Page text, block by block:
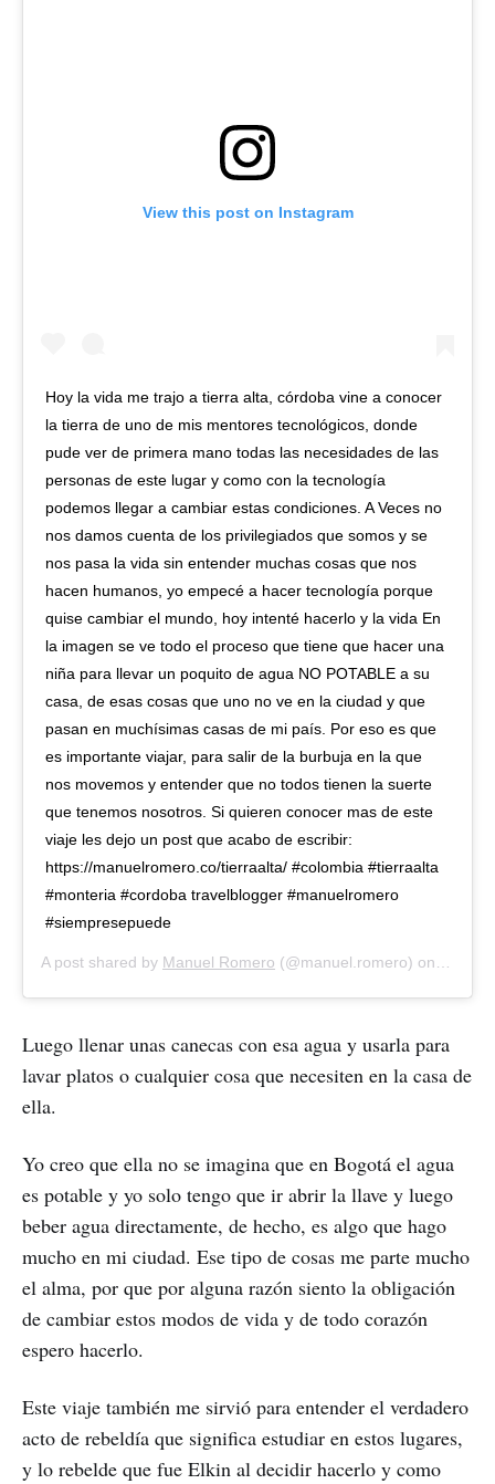
View this post on Instagram
Hoy la vida me trajo a tierra alta, córdoba vine a conocer
la tierra de uno de mis mentores tecnológicos, donde
pude ver de primera mano todas las necesidades de las
personas de este lugar y como con la tecnología
podemos llegar a cambiar estas condiciones. A Veces no
nos damos cuenta de los privilegiados que somos y se
nos pasa la vida sin entender muchas cosas que nos
hacen humanos, yo empecé a hacer tecnología porque
quise cambiar el mundo, hoy intenté hacerlo y la vida En
la imagen se ve todo el proceso que tiene que hacer una
niña para llevar un poquito de agua NO POTABLE a su
casa, de esas cosas que uno no ve en la ciudad y que
pasan en muchísimas casas de mi país. Por eso es que
es importante viajar, para salir de la burbuja en la que
nos movemos y entender que no todos tienen la suerte
que tenemos nosotros. Si quieren conocer mas de este
viaje les dejo un post que acabo de escribir:
https://manuelromero.co/tierraalta/ #colombia #tierraalta
#monteria #cordoba travelblogger #manuelromero
#siempresepuede
A post shared by Manuel Romero (@manuel.romero) on
Luego llenar unas canecas con esa agua y usarla para
lavar platos o cualquier cosa que necesiten en la casa de
ella.
Yo creo que ella no se imagina que en Bogotá el agua
es potable y yo solo tengo que ir abrir la llave y luego
beber agua directamente, de hecho, es algo que hago
mucho en mi ciudad. Ese tipo de cosas me parte mucho
el alma, por que por alguna razón siento la obligación
de cambiar estos modos de vida y de todo corazón
espero hacerlo.
Este viaje también me sirvió para entender el verdadero
acto de rebeldía que significa estudiar en estos lugares,
y lo rebelde que fue Elkin al decidir hacerlo y como